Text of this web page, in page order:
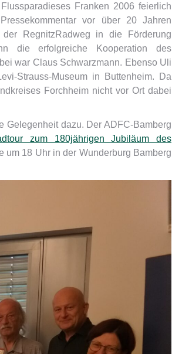
Franken 2006 feierlich
vor über 20 Jahren
RegnitzRadweg in die Förderung
die erfolgreiche Kooperation des
war Claus Schwarzmann. Ebenso Uli
Strauss-Museum in Buttenheim. Da
Forchheim nicht vor Ort dabei
Gelegenheit dazu. Der ADFC-Bamberg
zum 180jährigen Jubiläum des
um 18 Uhr in der Wunderburg Bamberg